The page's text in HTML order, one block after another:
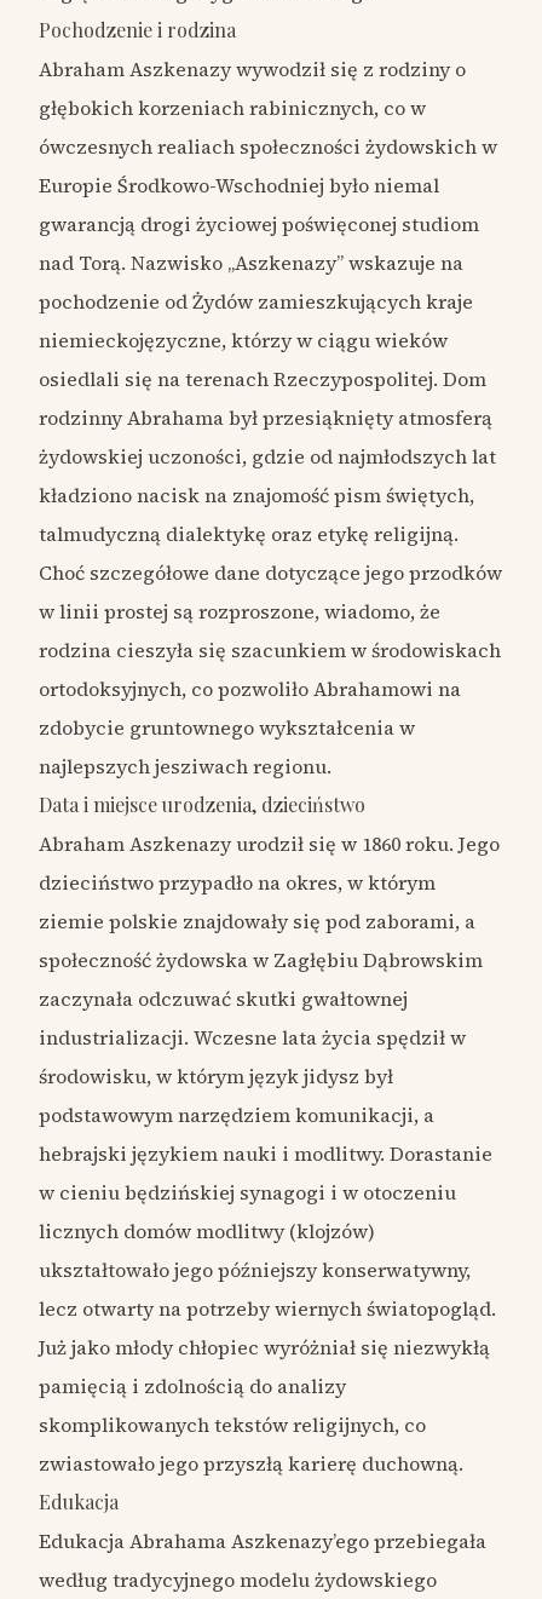
Pochodzenie i rodzina
Abraham Aszkenazy wywodził się z rodziny o
głębokich korzeniach rabinicznych, co w
ówczesnych realiach społeczności żydowskich w
Europie Środkowo-Wschodniej było niemal
gwarancją drogi życiowej poświęconej studiom
nad Torą. Nazwisko „Aszkenazy” wskazuje na
pochodzenie od Żydów zamieszkujących kraje
niemieckojęzyczne, którzy w ciągu wieków
osiedlali się na terenach Rzeczypospolitej. Dom
rodzinny Abrahama był przesiąknięty atmosferą
żydowskiej uczoności, gdzie od najmłodszych lat
kładziono nacisk na znajomość pism świętych,
talmudyczną dialektykę oraz etykę religijną.
Choć szczegółowe dane dotyczące jego przodków
w linii prostej są rozproszone, wiadomo, że
rodzina cieszyła się szacunkiem w środowiskach
ortodoksyjnych, co pozwoliło Abrahamowi na
zdobycie gruntownego wykształcenia w
najlepszych jesziwach regionu.
Data i miejsce urodzenia, dzieciństwo
Abraham Aszkenazy urodził się w 1860 roku. Jego
dzieciństwo przypadło na okres, w którym
ziemie polskie znajdowały się pod zaborami, a
społeczność żydowska w Zagłębiu Dąbrowskim
zaczynała odczuwać skutki gwałtownej
industrializacji. Wczesne lata życia spędził w
środowisku, w którym język jidysz był
podstawowym narzędziem komunikacji, a
hebrajski językiem nauki i modlitwy. Dorastanie
w cieniu będzińskiej synagogi i w otoczeniu
licznych domów modlitwy (klojzów)
ukształtowało jego późniejszy konserwatywny,
lecz otwarty na potrzeby wiernych światopogląd.
Już jako młody chłopiec wyróżniał się niezwykłą
pamięcią i zdolnością do analizy
skomplikowanych tekstów religijnych, co
zwiastowało jego przyszłą karierę duchowną.
Edukacja
Edukacja Abrahama Aszkenazy’ego przebiegała
według tradycyjnego modelu żydowskiego